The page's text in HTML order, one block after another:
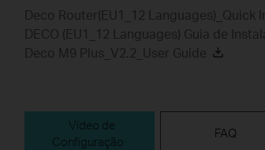
Deco Router(EU1_12 Languages)_Quick
DECO (EU1_12 Languages) Guia de
Deco M9 Plus_V2.2_User Guide
Vídeo de
Configuração
FAQ